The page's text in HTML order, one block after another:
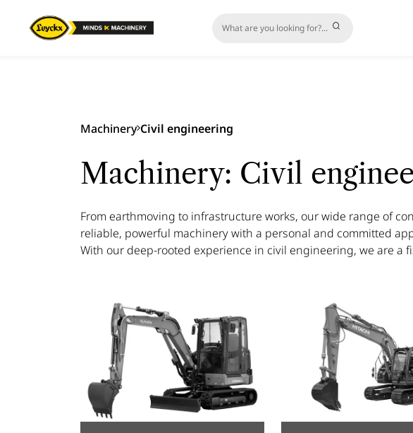
Machinery Civil engineering
Machinery: Civil
From earthmoving to infrastructure works, our wide range of
reliable, powerful machinery with a personal and committed
With our deep-rooted experience in civil engineering, we are